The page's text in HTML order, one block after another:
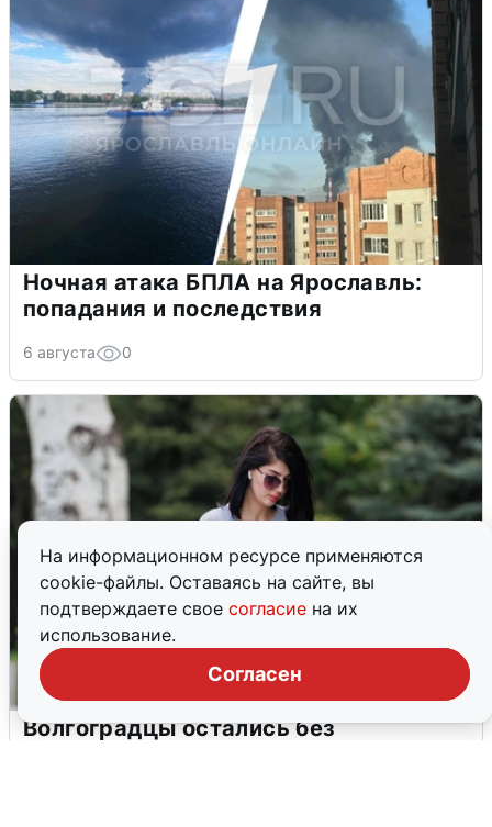
На информационном ресурсе применяются
cookie-файлы. Оставаясь на сайте, вы
подтверждаете свое согласие на их
использование.
Согласен
Ночная атака БПЛА на Ярославль:
попадания и последствия
6 августа 0
Волгоградцы остались без